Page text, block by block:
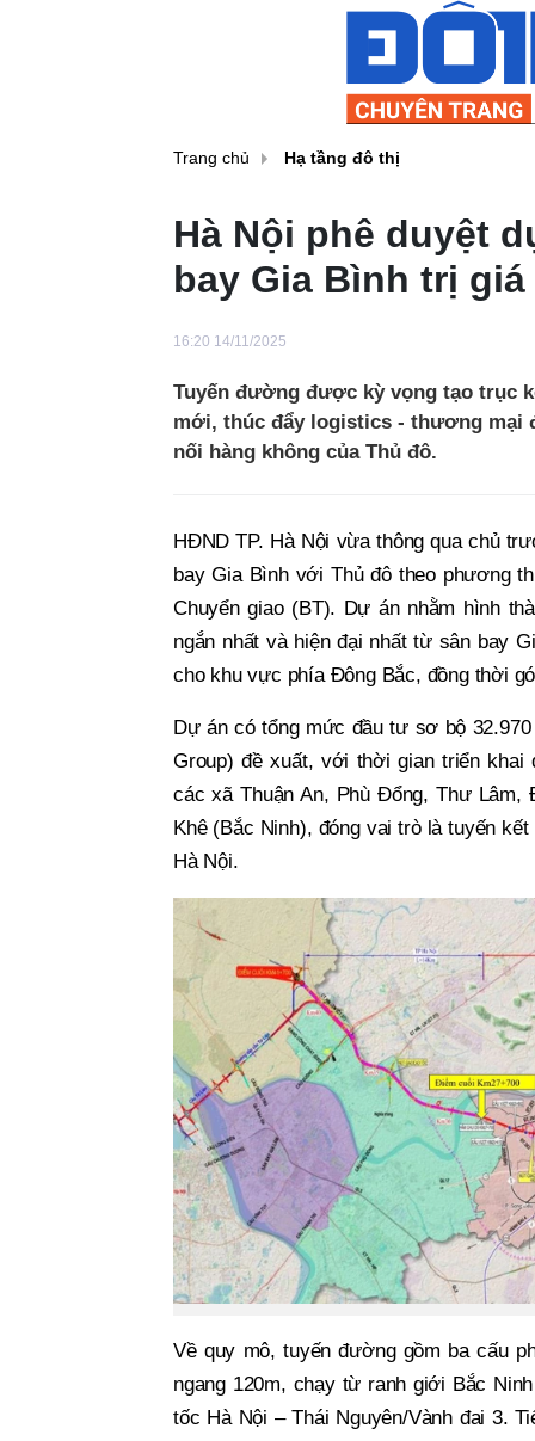
Trang chủ Hạ tầng đô thị
Hà Nội phê duyệt
bay Gia Bình trị
16:20 14/11/2025
Tuyến đường được kỳ vọng tạo trục
mới, thúc đẩy logistics - thương mại
nối hàng không của Thủ đô.
HĐND TP. Hà Nội vừa thông qua chủ
bay Gia Bình với Thủ đô theo phương
Chuyển giao (BT). Dự án nhằm hình
ngắn nhất và hiện đại nhất từ sân bay
cho khu vực phía Đông Bắc, đồng thời
Dự án có tổng mức đầu tư sơ bộ
Group) đề xuất, với thời gian triển khai
các xã Thuận An, Phù Đổng, Thư
Khê (Bắc Ninh), đóng vai trò là tuyến
Hà Nội.
Về quy mô, tuyến đường gồm ba cấu
ngang 120m, chạy từ ranh giới Bắc
tốc Hà Nội – Thái Nguyên/Vành đai 3.